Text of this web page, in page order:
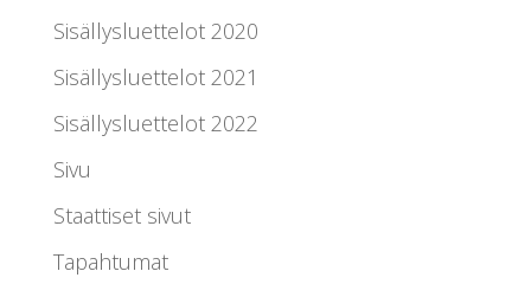
Sisällysluettelot 2020
Sisällysluettelot 2021
Sisällysluettelot 2022
Sivu
Staattiset sivut
Tapahtumat